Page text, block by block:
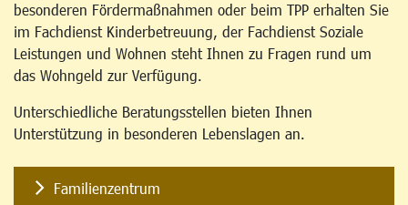
besonderen Fördermaßnahmen oder beim TPP erhalten Sie
im Fachdienst Kinderbetreuung, der Fachdienst Soziale
Leistungen und Wohnen steht Ihnen zu Fragen rund um
das Wohngeld zur Verfügung.
Unterschiedliche Beratungsstellen bieten Ihnen
Unterstützung in besonderen Lebenslagen an.
Familienzentrum